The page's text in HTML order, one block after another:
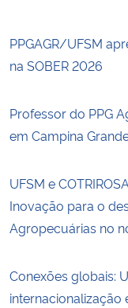
PPGAGR/UFSM
na SOBER 2026
Professor do PPG
em Campina
UFSM e
Inovação para o
Agropecuárias no
Conexões globais: